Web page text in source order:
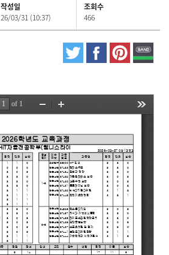
작성일
26/03/31 (10:37)
조회수
466